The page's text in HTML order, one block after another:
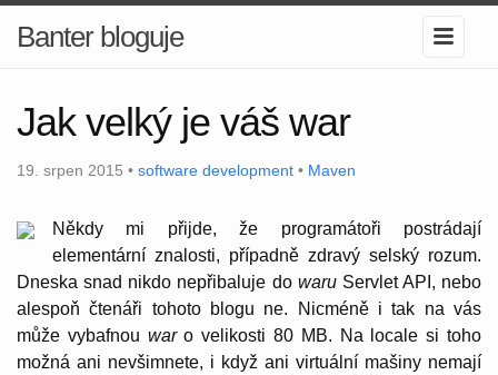
Banter bloguje
Jak velký je váš war
19. srpen 2015 • software development • Maven
Někdy mi přijde, že programátoři postrádají
elementární znalosti, případně zdravý selský rozum.
Dneska snad nikdo nepřibaluje do waruServlet API, nebo
alespoň čtenáři tohoto blogu ne. Nicméně i tak na vás
může vybafnou waro velikosti 80 MB. Na locale si toho
možná ani nevšimnete, i když ani virtuální mašiny nemají